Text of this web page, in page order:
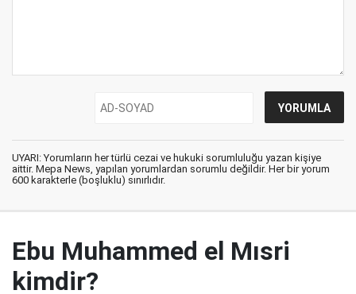
UYARI: Yorumların her türlü cezai ve hukuki sorumluluğu yazan kişiye
aittir. Mepa News, yapılan yorumlardan sorumlu değildir. Her bir yorum
600 karakterle (boşluklu) sınırlıdır.
Ebu Muhammed el Mısri
kimdir?